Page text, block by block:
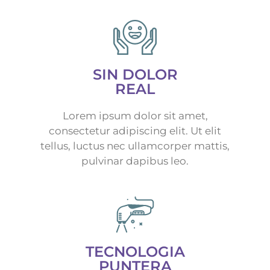
SIN DOLOR
REAL
Lorem ipsum dolor sit amet,
consectetur adipiscing elit. Ut elit
tellus, luctus nec ullamcorper mattis,
pulvinar dapibus leo.
TECNOLOGIA
PUNTERA